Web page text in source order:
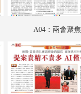
A04：兩會聚焦